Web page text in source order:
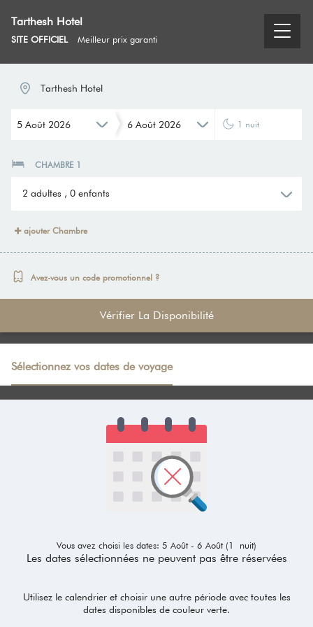
Tarthesh Hotel
SITE OFFICIEL Meilleur prix garanti
Tarthesh Hotel
5 Août 2026 6 Août 2026 nuit
2 adultes , 0 enfants
ajouter Chambre
Avez-vous un code promotionnel ?
Vérifier La Disponibilité
Sélectionnez vos dates de voyage
Vous avez choisi les dates: 5 Août - 6 Août (1 nuit)
Les dates sélectionnées ne peuvent pas être réservées
Utilisez le calendrier et choisir une autre période avec toutes les
dates disponibles de couleur verte.